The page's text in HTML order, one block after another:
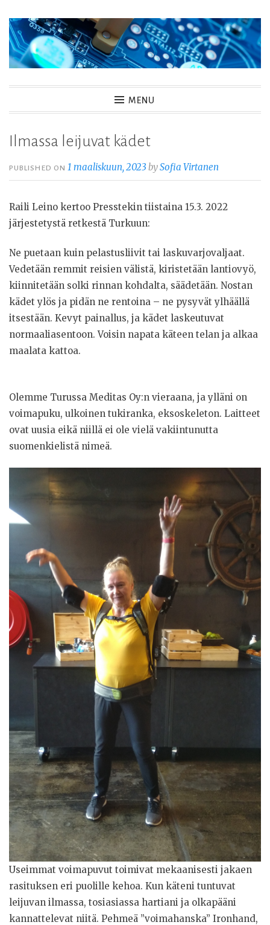
Skip
content
MENU
Ilmassa leijuvat kädet
PUBLISHED ON1 maaliskuun, 2023 bySofia Virtanen
Raili Leino kertoo Presstekin tiistaina 15.3. 2022
järjestetystä retkestä Turkuun:
Ne puetaan kuin pelastusliivit tai laskuvarjovaljaat.
Vedetään remmit reisien välistä, kiristetään lantiovyö,
kiinnitetään solki rinnan kohdalta, säädetään. Nostan
kädet ylös ja pidän ne rentoina – ne pysyvät ylhäällä
itsestään. Kevyt painallus, ja kädet laskeutuvat
normaaliasentoon. Voisin napata käteen telan ja alkaa
maalata kattoa.
Olemme Turussa Meditas Oy:n vieraana, ja ylläni on
voimapuku, ulkoinen tukiranka, eksoskeleton. Laitteet
ovat uusia eikä niillä ei ole vielä vakiintunutta
suomenkielistä nimeä.
Useimmat voimapuvut toimivat mekaanisesti jakaen
rasituksen eri puolille kehoa. Kun käteni tuntuvat
leijuvan ilmassa, tosiasiassa hartiani ja olkapääni
kannattelevat niitä. Pehmeä ”voimahanska” Ironhand,